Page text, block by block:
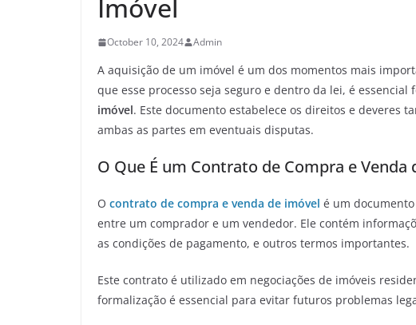
Imóvel
October 10, 2024 Admin
A aquisição de um imóvel é um dos momentos mais
que esse processo seja seguro e dentro da lei, é essencial
imóvel. Este documento estabelece os direitos e deveres
ambas as partes em eventuais disputas.
O Que É um Contrato de Compra e Venda
O contrato de compra e venda de imóvel é um
entre um comprador e um vendedor. Ele contém
as condições de pagamento, e outros termos importantes.
Este contrato é utilizado em negociações de imóveis
formalização é essencial para evitar futuros problemas